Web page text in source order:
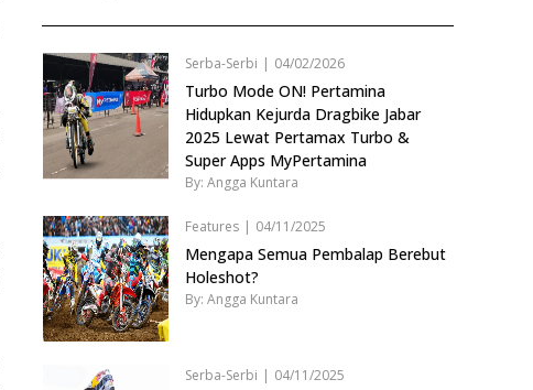
Serba-Serbi | 04/02/2026
Turbo Mode ON! Pertamina
Hidupkan Kejurda Dragbike Jabar
2025 Lewat Pertamax Turbo &
Super Apps MyPertamina
By: Angga Kuntara
Features | 04/11/2025
Mengapa Semua Pembalap Berebut
Holeshot?
By: Angga Kuntara
Serba-Serbi | 04/11/2025